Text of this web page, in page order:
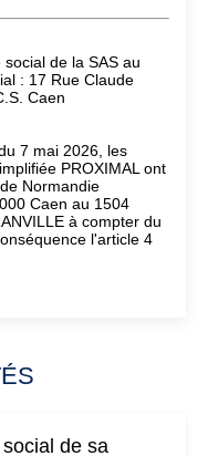
de la SAS au
: 17 Rue Claude
Caen
7 mai 2026, les
PROXIMAL ont
Normandie
Caen au 1504
à compter du
l'article 4
de sa